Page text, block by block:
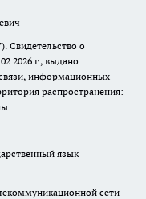
о
г., выдано
информационных
распространения:
язык
сети